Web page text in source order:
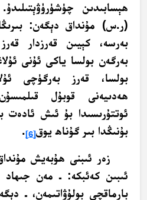
ھېسابىدىن
(ر.س) مۇنداق دېگەن:
بەرسە، كېيىن قەرزدار
بەرگەن بولسا ياكى ئۇنى
بولسا، قەرز بەرگۈچى
ھەدىيەنى قوبۇل
ئوتتۇرىسىدا بۇ ئىش ئادەت
بۇنىڭدا بىر گۇناھ يوق[6]
.
زەر ئىبنى ھۇبەيش
ئىبىن كەئبكە: ـ مەن جىھاد
بارماقچى بولۇۋاتىمەن، ـ